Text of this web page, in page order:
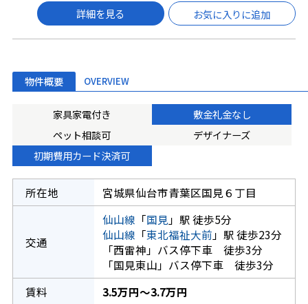
詳細を見る お気に入りに追加
物件概要 OVERVIEW
家具家電付き
敷金礼金なし
ペット相談可
デザイナーズ
初期費用カード決済可
所在地 宮城県仙台市青葉区国見６丁目
交通
仙山線 「国見」駅 徒歩5分
仙山線 「東北福祉大前 」駅 徒歩23分
「西雷神」バス停下車 徒歩3分
「国見東山」バス停下車 徒歩3分
賃料
3.5万円～3.7万円